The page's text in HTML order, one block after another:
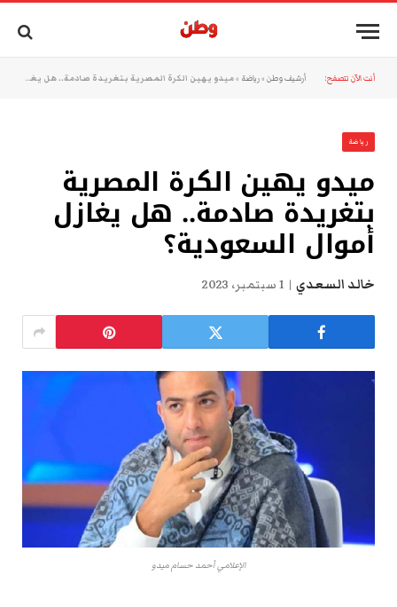
أنت الآن تتصفح: أرشيف وطن »رياضة »ميدو يهين الكرة المصرية بتغريدة صادمة.. هل يغازل أموال السعودية؟
رياضة
ميدو يهين الكرة المصرية
بتغريدة صادمة.. هل يغازل
أموال السعودية؟
خالد السعدي 1 سبتمبر، 2023
الإعلامي أحمد حسام ميدو